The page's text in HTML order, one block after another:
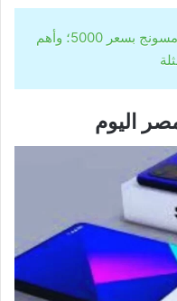
أفضل موبايل سامسونج بسعر 5000؛ وأهم